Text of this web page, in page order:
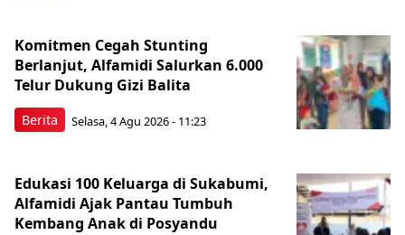
Berita
Komitmen Cegah Stunting
Berlanjut, Alfamidi Salurkan 6.000
Telur Dukung Gizi Balita
Selasa, 4 Agu 2026 - 11:23
Edukasi 100 Keluarga di Sukabumi,
Alfamidi Ajak Pantau Tumbuh
Kembang Anak di Posyandu